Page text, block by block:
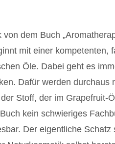
dem Buch
mit einer kompetenten,
Öle. Dabei geht es
Dafür werden durchaus
Stoff, der im Grapefruit-
kein schwieriges
Der eigentliche